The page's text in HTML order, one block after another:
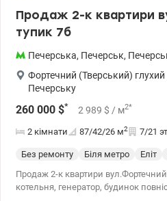
Продаж 2-к квартири
тупик 7б
Печерська, Печерськ,
Фортечний (Тверський) глухий
Печерську
260 000 $* 2 989 $ / м2*
2 кімнати 87/42/26 м2 7/21
Без ремонту Біля метро Еліт
Продаж 2-к квартири
котельня, генератор, будинок